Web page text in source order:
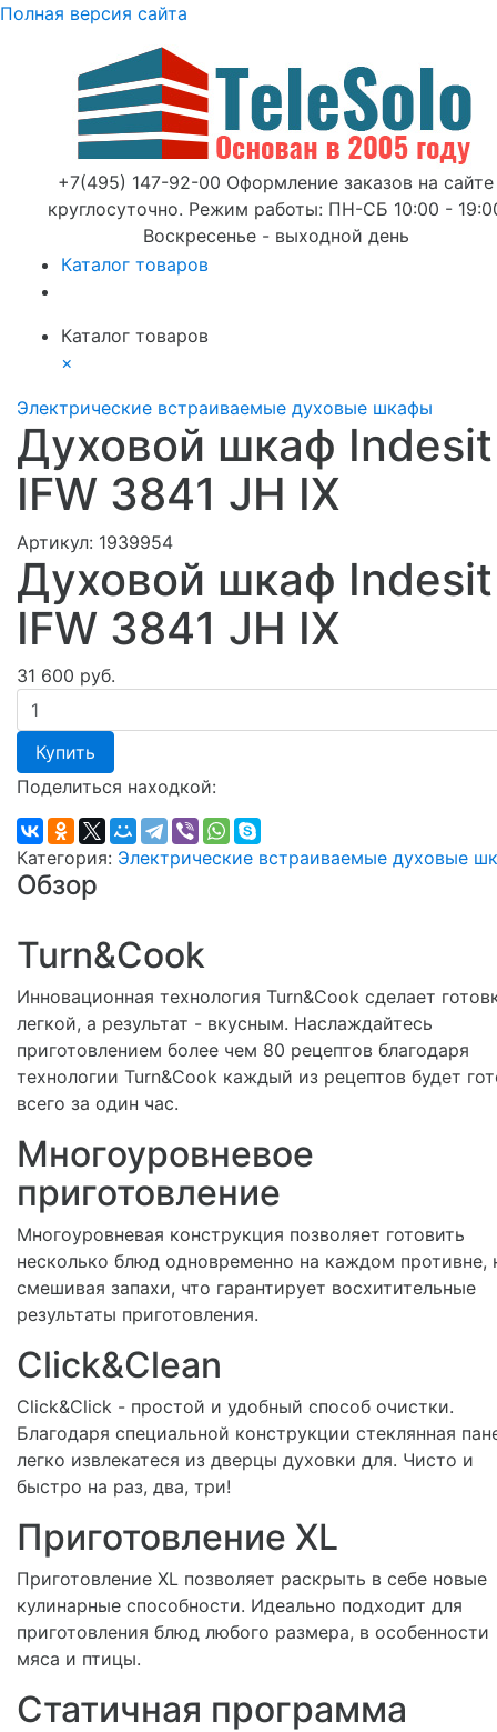
Полная версия сайта
+7(495) 147-92-00 Оформление заказов на сайте
круглосуточно. Режим работы: ПН-СБ 10:00 -
Воскресенье - выходной день
Каталог товаров
Каталог товаров
×
Электрические встраиваемые духовые шкафы
Духовой шкаф Indesit
IFW 3841 JH IX
Артикул: 1939954
Духовой шкаф Indesit
IFW 3841 JH IX
31 600 руб.
Купить
Поделиться находкой:
Категория: Электрические встраиваемые духовые
Обзор
Turn&Cook
Инновационная технология Turn&Cook сделает
легкой, а результат - вкусным. Наслаждайтесь
приготовлением более чем 80 рецептов благодаря
технологии Turn&Cook каждый из рецептов будет
всего за один час.
Многоуровневое
приготовление
Многоуровневая конструкция позволяет готовить
несколько блюд одновременно на каждом противне,
смешивая запахи, что гарантирует восхитительные
результаты приготовления.
Click&Clean
Click&Click - простой и удобный способ очистки.
Благодаря специальной конструкции стеклянная
легко извлекатеся из дверцы духовки для. Чисто и
быстро на раз, два, три!
Приготовление XL
Приготовление XL позволяет раскрыть в себе новые
кулинарные способности. Идеально подходит для
приготовления блюд любого размера, в особенности
мяса и птицы.
Статичная программа